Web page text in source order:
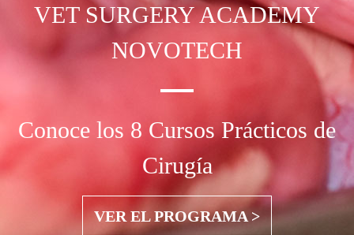
VET SURGERYACADEMY
NOVOTECH
Conoce los 8 Cursos Prácticos de
Cirugía
VER EL PROGRAMA >